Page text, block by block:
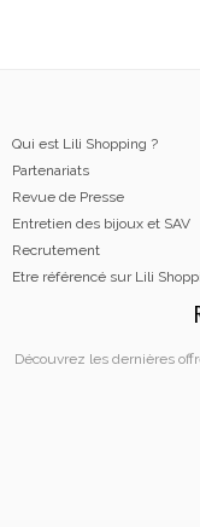
Qui est Lili Shopping ?
Partenariats
Revue de Presse
Entretien des bijoux et SAV
Recrutement
Etre référencé sur Lili
Découvrez les dernières